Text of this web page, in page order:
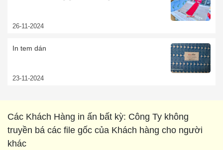
26-11-2024
In tem dán
23-11-2024
Các Khách Hàng in ấn bất kỳ: Công Ty không
truyền bá các file gốc của Khách hàng cho người
khác